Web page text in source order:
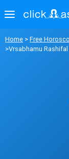
Home > Free
>Vrsabhamu Rashifal